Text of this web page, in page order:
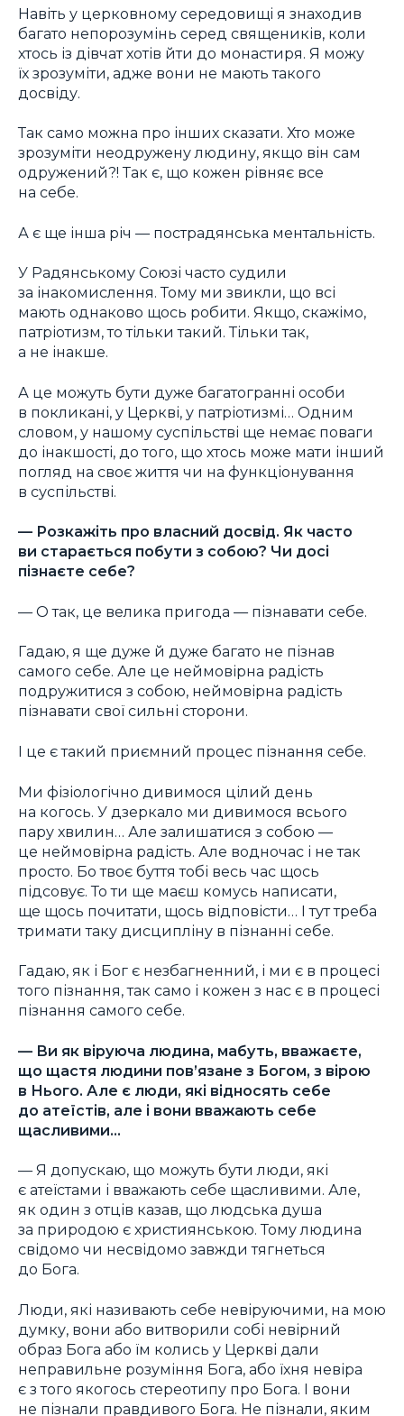
Навіть у церковному середовищі я знаходив
багато непорозумінь серед священиків, коли
хтось із дівчат хотів йти до монастиря. Я можу
їх зрозуміти, адже вони не мають такого
досвіду.
Так само можна про інших сказати. Хто може
зрозуміти неодружену людину, якщо він сам
одружений?! Так є, що кожен рівняє все
на себе.
А є ще інша річ — пострадянська ментальність.
У Радянському Союзі часто судили
за інакомислення. Тому ми звикли, що всі
мають однаково щось робити. Якщо, скажімо,
патріотизм, то тільки такий. Тільки так,
а не інакше.
А це можуть бути дуже багатогранні особи
в покликані, у Церкві, у патріотизмі… Одним
словом, у нашому суспільстві ще немає поваги
до інакшості, до того, що хтось може мати інший
погляд на своє життя чи на функціонування
в суспільстві.
— Розкажіть про власний досвід. Як часто
ви старається побути з собою? Чи досі
пізнаєте себе?
— О так, це велика пригода — пізнавати себе.
Гадаю, я ще дуже й дуже багато не пізнав
самого себе. Але це неймовірна радість
подружитися з собою, неймовірна радість
пізнавати свої сильні сторони.
І це є такий приємний процес пізнання себе.
Ми фізіологічно дивимося цілий день
на когось. У дзеркало ми дивимося всього
пару хвилин… Але залишатися з собою —
це неймовірна радість. Але водночас і не так
просто. Бо твоє буття тобі весь час щось
підсовує. То ти ще маєш комусь написати,
ще щось почитати, щось відповісти… І тут треба
тримати таку дисципліну в пізнанні себе.
Гадаю, як і Бог є незбагненний, і ми є в процесі
того пізнання, так само і кожен з нас є в процесі
пізнання самого себе.
— Ви як віруюча людина, мабуть, вважаєте,
що щастя людини пов’язане з Богом, з вірою
в Нього. Але є люди, які відносять себе
до атеїстів, але і вони вважають себе
щасливими…
— Я допускаю, що можуть бути люди, які
є атеїстами і вважають себе щасливими. Але,
як один з отців казав, що людська душа
за природою є християнською. Тому людина
свідомо чи несвідомо завжди тягнеться
до Бога.
Люди, які називають себе невіруючими, на мою
думку, вони або витворили собі невірний
образ Бога або їм колись у Церкві дали
неправильне розуміння Бога, або їхня невіра
є з того якогось стереотипу про Бога. І вони
не пізнали правдивого Бога. Не пізнали, яким